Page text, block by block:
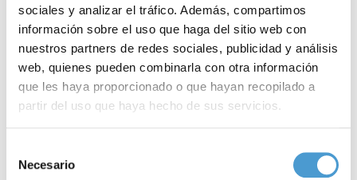
sociales y analizar el tráfico. Además, compartimos
información sobre el uso que haga del sitio web con
nuestros partners de redes sociales, publicidad y análisis
web, quienes pueden combinarla con otra información
que les haya proporcionado o que hayan recopilado a
partir del uso que haya hecho de sus servicios.
de cookies
Necesario
Abierta la inscripción en la VIII...